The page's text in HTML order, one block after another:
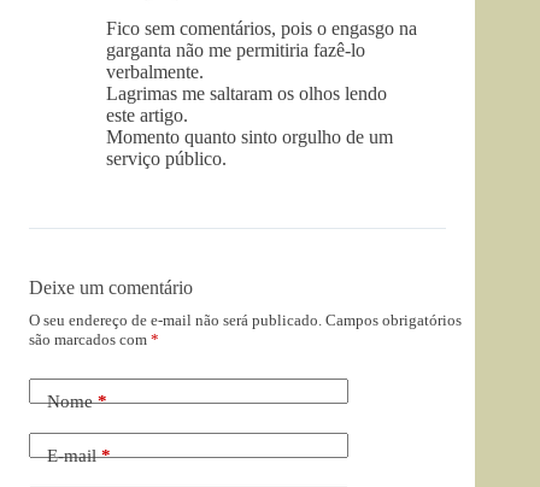
Fico sem comentários, pois o engasgo na
garganta não me permitiria fazê-lo
verbalmente.
Lagrimas me saltaram os olhos lendo
este artigo.
Momento quanto sinto orgulho de um
serviço público.
Deixe um comentário
O seu endereço de e-mail não será publicado. Campos obrigatórios
são marcados com *
Nome*
E-mail*